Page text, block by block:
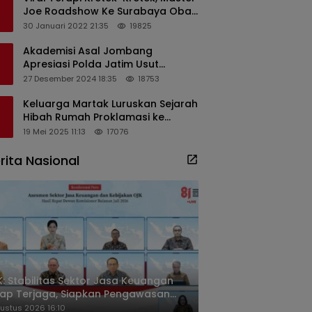
Joe Roadshow Ke Surabaya Obati
Pasien Sekaligus Edukasi
30 Januari 2022 21:35 19825
Akademisi Asal Jombang
Apresiasi Polda Jatim Usut
Dugaan Korupsi Pengisian
27 Desember 2024 18:35 18753
Keluarga Martak Luruskan Sejarah
Hibah Rumah Proklamasi ke
Soekarno
19 Mei 2025 11:13 17076
Nasional
Stabilitas Sektor Jasa Keuangan
Terjaga, Siapkan Pengawasan
Mineral Mulai 2027
2026 16:10